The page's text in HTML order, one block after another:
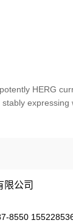
HERG
expressing
限公司
8550